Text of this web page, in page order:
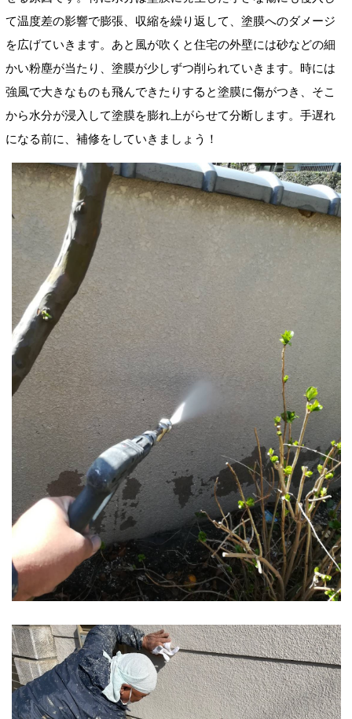
て温度差の影響で膨張、収縮を繰り返して、塗膜へのダメージ
を広げていきます。あと風が吹くと住宅の外壁には砂などの細
かい粉塵が当たり、塗膜が少しずつ削られていきます。時には
強風で大きなものも飛んできたりすると塗膜に傷がつき、そこ
から水分が浸入して塗膜を膨れ上がらせて分断します。手遅れ
になる前に、補修をしていきましょう！